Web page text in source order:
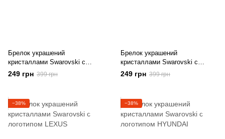
Брелок украшений
кристаллами Swarovski с
логотипом PEUGEOT
249 грн 399 грн
Брелок украшений
кристаллами Swarovski с
логотипом HONDA
249 грн 399 грн
−38% −38%